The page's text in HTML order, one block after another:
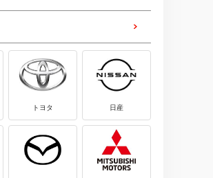
トヨタ 日産